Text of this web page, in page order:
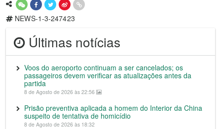
NEWS-1-3-247423
Últimas notícias
Voos do aeroporto continuam a ser cancelados; os
passageiros devem verificar as atualizações antes da
partida
8 de Agosto de 2026 às 22:56
Prisão preventiva aplicada a homem do Interior da China
suspeito de tentativa de homicídio
8 de Agosto de 2026 às 18:32